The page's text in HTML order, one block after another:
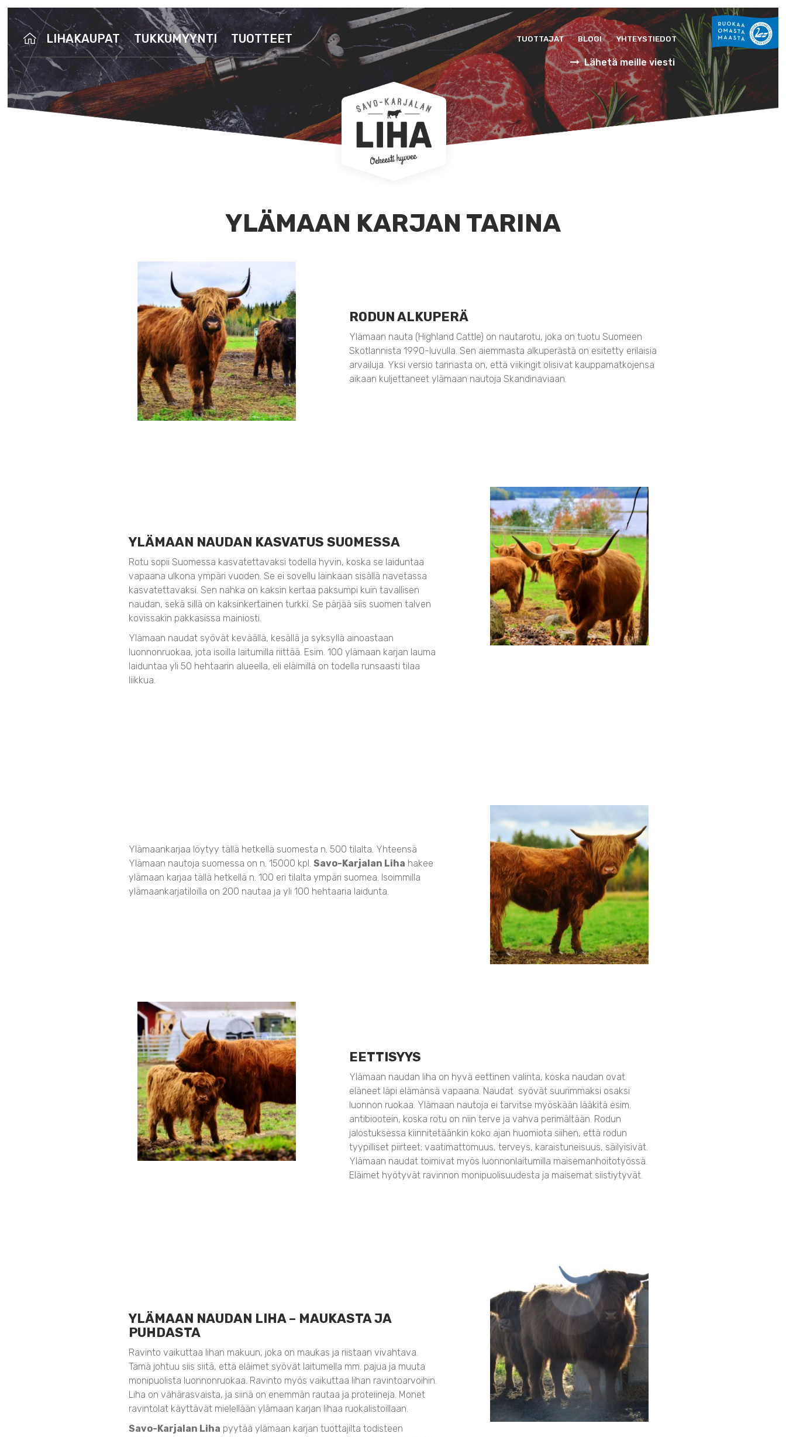
LIHAKAUPAT TUKKUMYYNTI TUOTTEET TUOTTAJAT BLOGI YHTEYSTIEDOT
Lähetä meille viesti
YLÄMAAN KARJAN TARINA
RODUN ALKUPERÄ
Ylämaan nauta (Highland Cattle) on nautarotu, joka on tuotu Suomeen
Skotlannista 1990-luvulla. Sen aiemmasta alkuperästä on esitetty erilaisia
arvailuja. Yksi versio tarinasta on, että viikingit olisivat kauppamatkojensa
aikaan kuljettaneet ylämaan nautoja Skandinaviaan.
YLÄMAAN NAUDAN KASVATUS SUOMESSA
Rotu sopii Suomessa kasvatettavaksi todella hyvin, koska se laiduntaa
vapaana ulkona ympäri vuoden. Se ei sovellu lainkaan sisällä navetassa
kasvatettavaksi. Sen nahka on kaksin kertaa paksumpi kuin tavallisen
naudan, sekä sillä on kaksinkertainen turkki. Se pärjää siis suomen talven
kovissakin pakkasissa mainiosti.
Ylämaan naudat syövät keväällä, kesällä ja syksyllä ainoastaan
luonnonruokaa, jota isoilla laitumilla riittää. Esim. 100 ylämaan karjan lauma
laiduntaa yli 50 hehtaarin alueella, eli eläimillä on todella runsaasti tilaa
liikkua.
Ylämaankarjaa löytyy tällä hetkellä suomesta n. 500 tilalta. Yhteensä
Ylämaan nautoja suomessa on n. 15000 kpl. Savo-Karjalan Liha hakee
ylämaan karjaa tällä hetkellä n. 100 eri tilalta ympäri suomea. Isoimmilla
ylämaankarjatiloilla on 200 nautaa ja yli 100 hehtaaria laidunta.
EETTISYYS
Ylämaan naudan liha on hyvä eettinen valinta, koska naudan ovat
eläneet läpi elämänsä vapaana. Naudat syövät suurimmaksi osaksi
luonnon ruokaa. Ylämaan nautoja ei tarvitse myöskään lääkitä esim.
antibiootein, koska rotu on niin terve ja vahva perimältään. Rodun
jalostuksessa kiinnitetäänkin koko ajan huomiota siihen, että rodun
tyypilliset piirteet; vaatimattomuus, terveys, karaistuneisuus, säilyisivät.
Ylämaan naudat toimivat myös luonnonlaitumilla maisemanhoitotyössä.
Eläimet hyötyvät ravinnon monipuolisuudesta ja maisemat siistiytyvät.
YLÄMAAN NAUDAN LIHA – MAUKASTA JA
PUHDASTA
Ravinto vaikuttaa lihan makuun, joka on maukas ja riistaan vivahtava.
Tämä johtuu siis siitä, että eläimet syövät laitumella mm. pajua ja muuta
monipuolista luonnonruokaa. Ravinto myös vaikuttaa lihan ravintoarvoihin.
Liha on vähärasvaista, ja siinä on enemmän rautaa ja proteiineja. Monet
ravintolat käyttävät mielellään ylämaan karjan lihaa ruokalistoillaan.
Savo-Karjalan Liha pyytää ylämaan karjan tuottajilta todisteen